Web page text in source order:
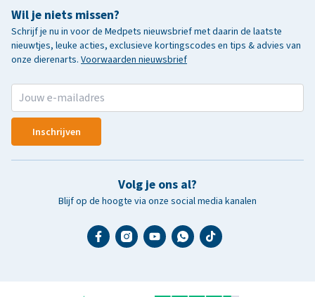
Wil je niets missen?
Schrijf je nu in voor de Medpets nieuwsbrief met daarin de laatste
nieuwtjes, leuke acties, exclusieve kortingscodes en tips & advies van
onze dierenarts. Voorwaarden nieuwsbrief
Inschrijven
Volg je ons al?
Blijf op de hoogte via onze social media kanalen